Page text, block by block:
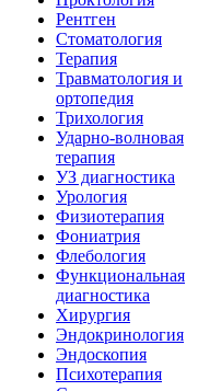
Рентген
Стоматология
Терапия
Травматология и
ортопедия
Трихология
Ударно-волновая
терапия
УЗ диагностика
Урология
Физиотерапия
Фониатрия
Флебология
Функциональная
диагностика
Хирургия
Эндокринология
Эндоскопия
Психотерапия